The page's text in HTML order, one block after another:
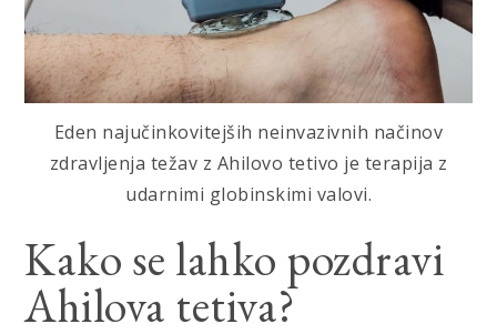
Eden najučinkovitejših neinvazivnih načinov
zdravljenja težav z Ahilovo tetivo je terapija z
udarnimi globinskimi valovi.
Kako se lahko pozdravi
Ahilova tetiva?